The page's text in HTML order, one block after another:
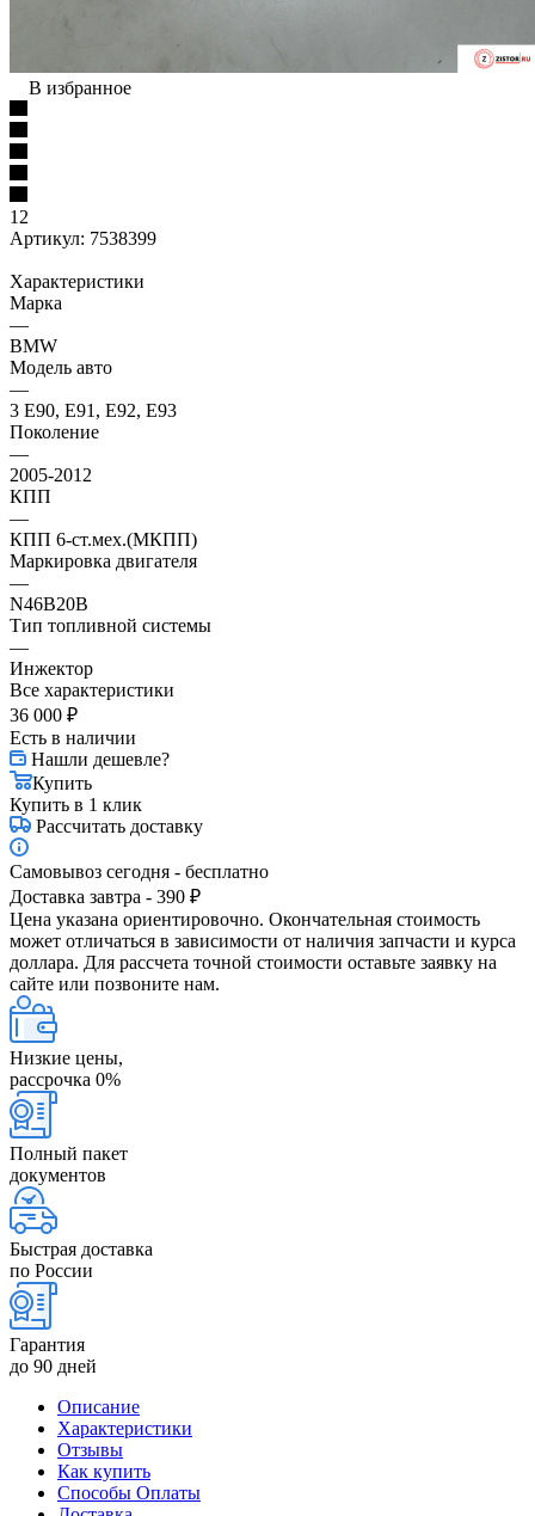
В избранное
12
Артикул: 7538399
Характеристики
Марка
—
BMW
Модель авто
—
3 E90, E91, E92, E93
Поколение
—
2005-2012
КПП
—
КПП 6-ст.мех.(МКПП)
Маркировка двигателя
—
N46B20B
Тип топливной системы
—
Инжектор
Все характеристики
36 000 ₽
Есть в наличии
Нашли дешевле?
Купить
Купить в 1 клик
Рассчитать доставку
Самовывоз сегодня - бесплатно
Доставка завтра - 390 ₽
Цена указана ориентировочно. Окончательная стоимость
может отличаться в зависимости от наличия запчасти и курса
доллара. Для рассчета точной стоимости оставьте заявку на
сайте или позвоните нам.
Низкие цены,
рассрочка 0%
Полный пакет
документов
Быстрая доставка
по России
Гарантия
до 90 дней
Описание
Характеристики
Отзывы
Как купить
Способы Оплаты